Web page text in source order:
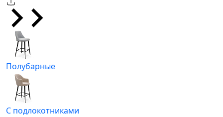
Полубарные
С подлокотниками